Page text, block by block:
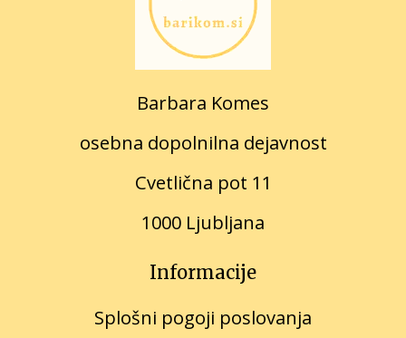
Barbara Komes
osebna dopolnilna dejavnost
Cvetlična pot 11
1000 Ljubljana
Informacije
Splošni pogoji poslovanja